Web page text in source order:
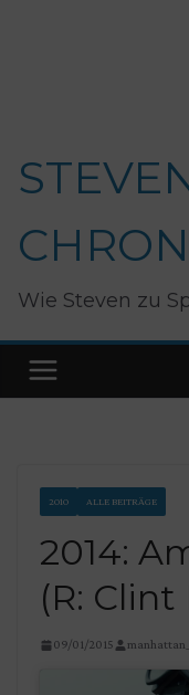
Wie Steven zu
2010 ALLE BEITRÄGE
2014:
(R:
09/01/2015